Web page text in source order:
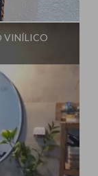
VINÍLICO